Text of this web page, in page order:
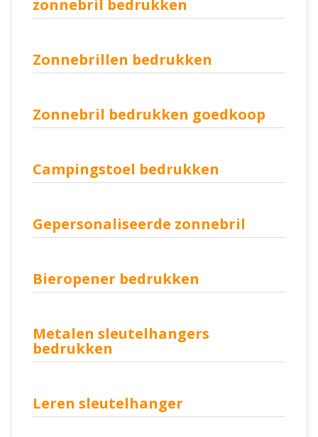
zonnebril bedrukken
Zonnebrillen bedrukken
Zonnebril bedrukken goedkoop
Campingstoel bedrukken
Gepersonaliseerde zonnebril
Bieropener bedrukken
Metalen sleutelhangers
bedrukken
Leren sleutelhanger